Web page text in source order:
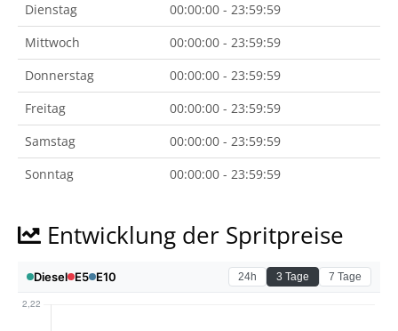
Dienstag
00:00:00 - 23:59:59
Mittwoch
00:00:00 - 23:59:59
Donnerstag
00:00:00 - 23:59:59
Freitag
00:00:00 - 23:59:59
Samstag
00:00:00 - 23:59:59
Sonntag
00:00:00 - 23:59:59
Entwicklung der Spritpreise